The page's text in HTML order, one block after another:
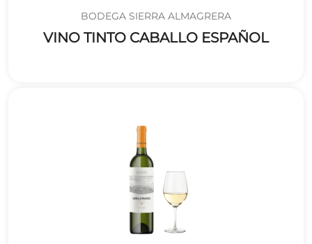
BODEGA SIERRA ALMAGRERA
VINO TINTO CABALLO ESPAÑOL